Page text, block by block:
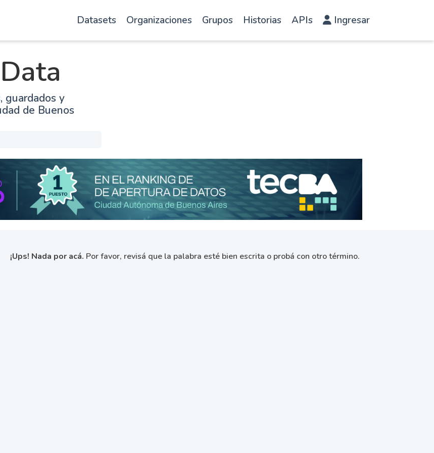
Datasets Organizaciones Grupos Historias APIs Ingresar
guardados y
de Buenos
¡Ups! Nada por acá. Por favor, revisá que la palabra esté bien escrita o probá con otro término.